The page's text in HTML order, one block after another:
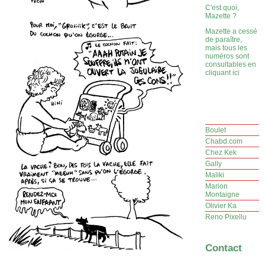
C'est quoi,
Mazette ?
Mazette a cessé
de paraître,
mais tous les
numéros sont
consultables en
cliquant ici
Boulet
Chabd.com
Chez Kek
Gally
Maliki
Marion
Montaigne
Olivier Ka
Reno Pixellu
Contact